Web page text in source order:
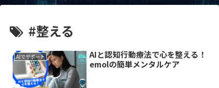
#整える
AIでサポート
AIと認知行動療法で心を整える！
emolの簡単メンタルケア